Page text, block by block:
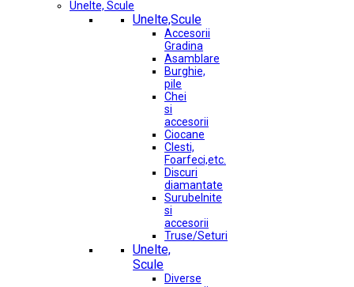
Unelte, Scule
Unelte,Scule
Accesorii
Gradina
Asamblare
Burghie,
pile
Chei
si
accesorii
Ciocane
Clesti,
Foarfeci,etc.
Discuri
diamantate
Surubelnite
si
accesorii
Truse/Seturi
Unelte,
Scule
Diverse